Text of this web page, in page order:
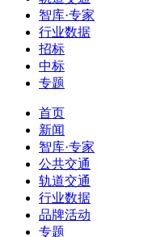
智库·专家
行业数据
招标
中标
专题
首页
新闻
智库·专家
公共交通
轨道交通
行业数据
品牌活动
专题